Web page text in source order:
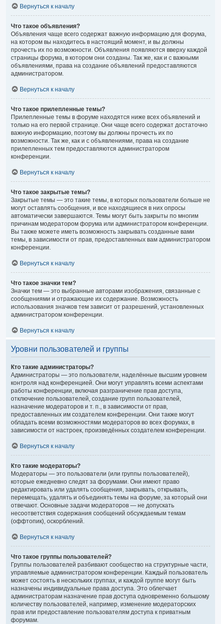
Вернуться к началу
Что такое объявления?
Объявления чаще всего содержат важную информацию для форума,
на котором вы находитесь в настоящий момент, и вы должны
прочесть их по возможности. Объявления появляются вверху каждой
страницы форума, в котором они созданы. Так же, как и с важными
объявлениями, права на создание объявлений предоставляются
администратором.
Вернуться к началу
Что такое прилепленные темы?
Прилепленные темы в форуме находятся ниже всех объявлений и
только на его первой странице. Они чаще всего содержат достаточно
важную информацию, поэтому вы должны прочесть их по
возможности. Так же, как и с объявлениями, права на создание
прилепленных тем предоставляются администратором
конференции.
Вернуться к началу
Что такое закрытые темы?
Закрытые темы — это такие темы, в которых пользователи больше не
могут оставлять сообщения, и все находящиеся в них опросы
автоматически завершаются. Темы могут быть закрыты по многим
причинам модератором форума или администратором конференции.
Вы также можете иметь возможность закрывать созданные вами
темы, в зависимости от прав, предоставленных вам администратором
конференции.
Вернуться к началу
Что такое значки тем?
Значки тем — это выбранные авторами изображения, связанные с
сообщениями и отражающие их содержание. Возможность
использования значков тем зависит от разрешений, установленных
администратором конференции.
Вернуться к началу
Уровни пользователей и группы
Кто такие администраторы?
Администраторы — это пользователи, наделённые высшим уровнем
контроля над конференцией. Они могут управлять всеми аспектами
работы конференции, включая разграничение прав доступа,
отключение пользователей, создание групп пользователей,
назначение модераторов и т. п., в зависимости от прав,
предоставленных им создателем конференции. Они также могут
обладать всеми возможностями модераторов во всех форумах, в
зависимости от настроек, произведённых создателем конференции.
Вернуться к началу
Кто такие модераторы?
Модераторы — это пользователи (или группы пользователей),
которые ежедневно следят за форумами. Они имеют право
редактировать или удалять сообщения, закрывать, открывать,
перемещать, удалять и объединять темы на форуме, за который они
отвечают. Основные задачи модераторов — не допускать
несоответствия содержания сообщений обсуждаемым темам
(оффтопик), оскорблений.
Вернуться к началу
Что такое группы пользователей?
Группы пользователей разбивают сообщество на структурные части,
управляемые администратором конференции. Каждый пользователь
может состоять в нескольких группах, и каждой группе могут быть
назначены индивидуальные права доступа. Это облегчает
администраторам назначение прав доступа одновременно большому
количеству пользователей, например, изменение модераторских
прав или предоставление пользователям доступа к приватным
форумам.